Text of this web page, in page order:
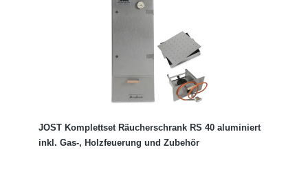
JOST Komplettset Räucherschrank RS 40 aluminiert
inkl. Gas-, Holzfeuerung und Zubehör